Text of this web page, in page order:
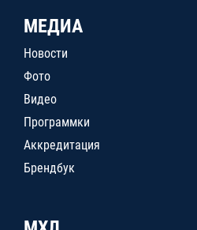
МЕДИА
Новости
Фото
Видео
Программки
Аккредитация
Брендбук